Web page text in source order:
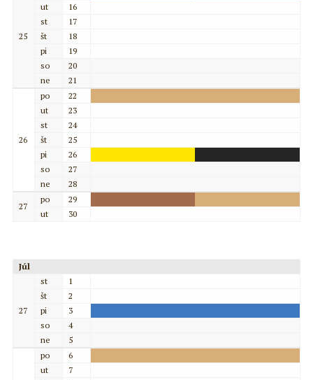
25
ut
16
st
17
št
18
pi
19
so
20
ne
21
26
po
22
ut
23
st
24
št
25
pi
26
so
27
ne
28
27
po
29
ut
30
Júl
27
st
1
št
2
pi
3
so
4
ne
5
po
6
ut
7